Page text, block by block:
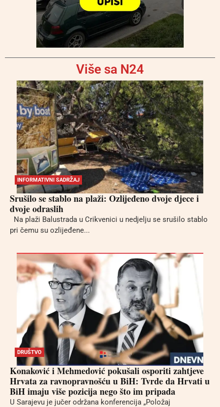
Više sa N24
INFORMATIVNI SADRŽAJ
Srušilo se stablo na plaži: Ozlijeđeno dvoje djece i
dvoje odraslih
Na plaži Balustrada u Crikvenici u nedjelju se srušilo stablo
pri čemu su ozlijeđene...
DRUŠTVO
Konaković i Mehmedović pokušali osporiti zahtjeve
Hrvata za ravnopravnošću u BiH: Tvrde da Hrvati u
BiH imaju više pozicija nego što im pripada
U Sarajevu je jučer održana konferencija „Položaj